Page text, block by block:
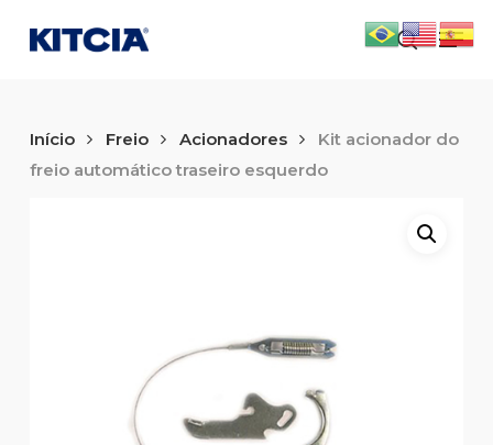
main
search
Início Freio Acionadores
Kit acionador do
freio automático traseiro esquerdo